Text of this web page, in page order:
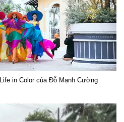
in Color của Đỗ Mạnh Cường